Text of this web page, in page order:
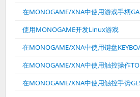
在MONOGAME/XNA中使用游戏手柄
使用MONOGAME开发Linux游戏
在MONOGAME/XNA中使用键盘
在MONOGAME/XNA中使用触控操作
在MONOGAME/XNA中使用触控手势